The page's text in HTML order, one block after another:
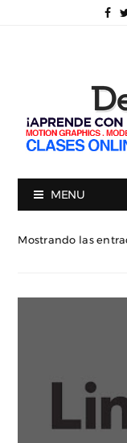
MENU
Mostrando las